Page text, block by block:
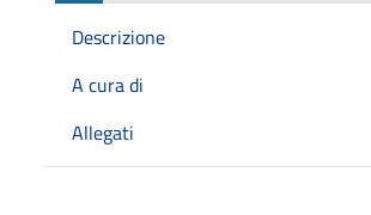
Descrizione
A cura di
Allegati